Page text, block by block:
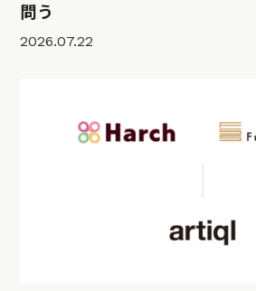
問う
2026.07.22